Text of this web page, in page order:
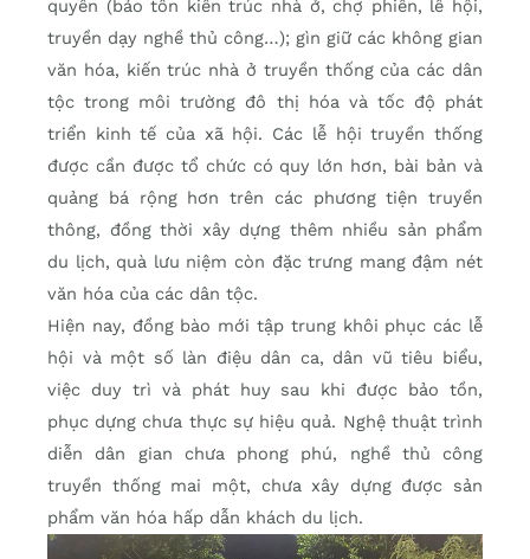
quyền (bảo tồn kiến trúc nhà ở, chợ phiên, lễ hội,
truyền dạy nghề thủ công…); gìn giữ các không gian
văn hóa, kiến trúc nhà ở truyền thống của các dân
tộc trong môi trường đô thị hóa và tốc độ phát
triển kinh tế của xã hội. Các lễ hội truyền thống
được cần được tổ chức có quy lớn hơn, bài bản và
quảng bá rộng hơn trên các phương tiện truyền
thông, đồng thời xây dựng thêm nhiều sản phẩm
du lịch, quà lưu niệm còn đặc trưng mang đậm nét
văn hóa của các dân tộc.
Hiện nay, đồng bào mới tập trung khôi phục các lễ
hội và một số làn điệu dân ca, dân vũ tiêu biểu,
việc duy trì và phát huy sau khi được bảo tồn,
phục dựng chưa thực sự hiệu quả. Nghệ thuật trình
diễn dân gian chưa phong phú, nghề thủ công
truyền thống mai một, chưa xây dựng được sản
phẩm văn hóa hấp dẫn khách du lịch.